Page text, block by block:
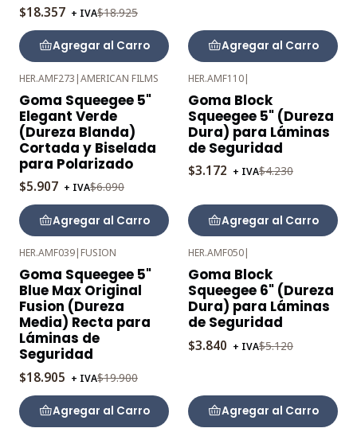
$18.357 + IVA$18.925
Agregar al Carro Agregar al Carro
OFF
HER.AMF273 |AMERICAN FILMS
Goma Squeegee 5"
Elegant Verde
(Dureza Blanda)
Cortada y Biselada
para Polarizado
$5.907 + IVA$6.090
Agregar al Carro
-25%
OFF
HER.AMF110|
Goma Block
Squeegee 5" (Dureza
Dura) para Láminas
de Seguridad
$3.172 + IVA$4.230
Agregar al Carro
-5%
OFF
HER.AMF039| FUSION
Goma Squeegee 5"
Blue Max Original
Fusion (Dureza
Media) Recta para
Láminas de
Seguridad
$18.905 + IVA$19.900
Agregar al Carro
-25%
OFF
HER.AMF050|
Goma Block
Squeegee 6" (Dureza
Dura) para Láminas
de Seguridad
$3.840 + IVA$5.120
Agregar al Carro